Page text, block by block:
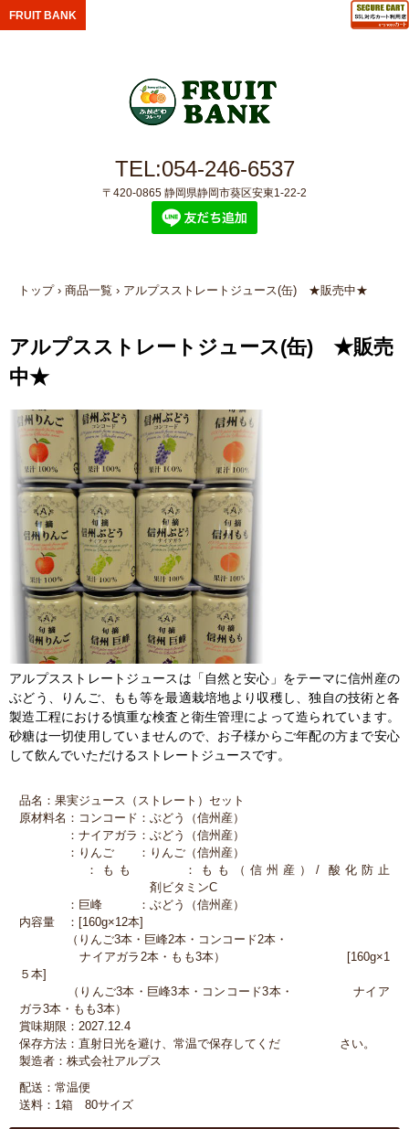
FRUIT BANK
TEL:054-246-6537
〒420-0865 静岡県静岡市葵区安東1-22-2
トップ › 商品一覧 › アルプスストレートジュース(缶) ★販売中★
アルプスストレートジュース(缶) ★販売
中★
アルプスストレートジュースは「自然と安心」をテーマに信州産の
ぶどう、りんご、もも等を最適栽培地より収穫し、独自の技術と各
製造工程における慎重な検査と衛生管理によって造られています。
砂糖は一切使用していませんので、お子様からご年配の方まで安心
して飲んでいただけるストレートジュースです。
品名：果実ジュース（ストレート）セット
原材料名：コンコード：ぶどう（信州産）
：ナイアガラ：ぶどう（信州産）
：りんご ：りんご（信州産）
：もも ：もも（信州産）/ 酸化防止
剤ビタミンC
：巨峰 ：ぶどう（信州産）
内容量 ：[160g×12本]
（りんご3本・巨峰2本・コンコード2本・
ナイアガラ2本・もも3本） [160g×1
５本]
（りんご3本・巨峰3本・コンコード3本・ ナイア
ガラ3本・もも3本）
賞味期限：2027.12.4
保存方法：直射日光を避け、常温で保存してくだ さい。
製造者：株式会社アルプス
配送：常温便
送料：1箱 80サイズ